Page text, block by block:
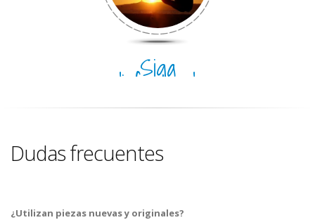
Siga
disfrutando
del día
Dudas frecuentes
¿Utilizan piezas nuevas y originales?